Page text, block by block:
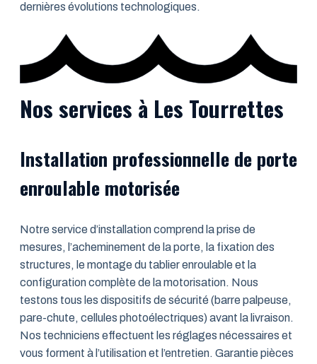
dernières évolutions technologiques.
Nos services à Les Tourrettes
Installation professionnelle de porte
enroulable motorisée
Notre service d’installation comprend la prise de
mesures, l’acheminement de la porte, la fixation des
structures, le montage du tablier enroulable et la
configuration complète de la motorisation. Nous
testons tous les dispositifs de sécurité (barre palpeuse,
pare-chute, cellules photoélectriques) avant la livraison.
Nos techniciens effectuent les réglages nécessaires et
vous forment à l’utilisation et l’entretien. Garantie pièces